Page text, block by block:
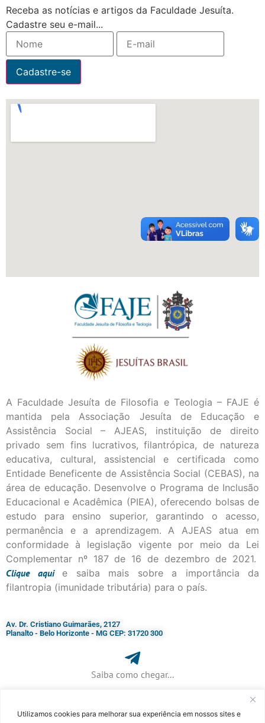
Utilizamos cookies para melhorar sua experiência em nossos sites e
Receba as notícias e artigos da Faculdade Jesuíta.
Cadastre seu e-mail...
A Faculdade Jesuíta de Filosofia e Teologia – FAJE é
mantida pela Associação Jesuíta de Educação e
Assistência Social – AJEAS, instituição de direito
privado sem fins lucrativos, filantrópica, de natureza
educativa, cultural, assistencial e certificada como
Entidade Beneficente de Assistência Social (CEBAS), na
área de educação. Desenvolve o Programa de Inclusão
Educacional e Acadêmica (PIEA), oferecendo bolsas de
estudo para ensino superior, garantindo o acesso,
permanência e a aprendizagem. A AJEAS atua em
conformidade à legislação vigente por meio da Lei
Complementar nº 187 de 16 de dezembro de 2021.
Cliqueaqui
e saiba mais sobre a importância da
filantropia (imunidade tributária) para o país.
Av. Dr. Cristiano Guimarães, 2127
Planalto - Belo Horizonte - MG CEP: 31720 300
Saiba como chegar...